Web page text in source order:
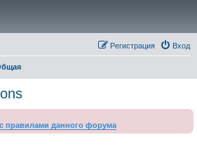
Вход
Регистрация
правилами данного форума